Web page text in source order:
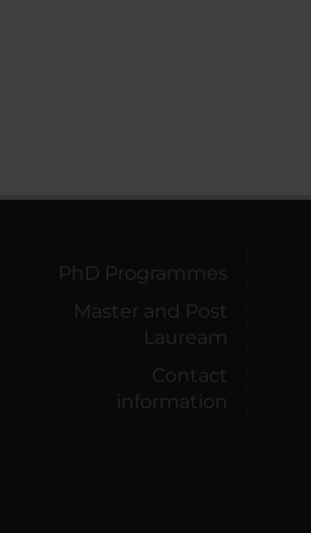
PhD Programmes
Master and Post
Lauream
Contact
information